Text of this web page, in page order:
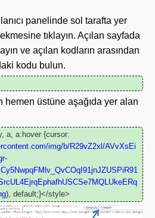
panelinde sol tarafta yer
tıklayın. Açılan sayfada
ve açılan kodların arasından
kodu bulun.
hemen üstüne aşağıda yer alan
a, a:hover {cursor:
img/b/R29vZ2xl/AVvXsEi
), default;}</style>